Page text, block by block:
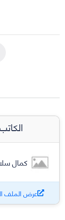
الكاتب
كمال
عرض الملف